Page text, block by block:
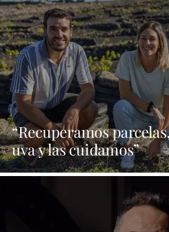
“Recuperamos
uva y las cuidamos”